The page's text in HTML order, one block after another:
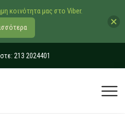
213 2024401
κοινότητα μας στο Viber.